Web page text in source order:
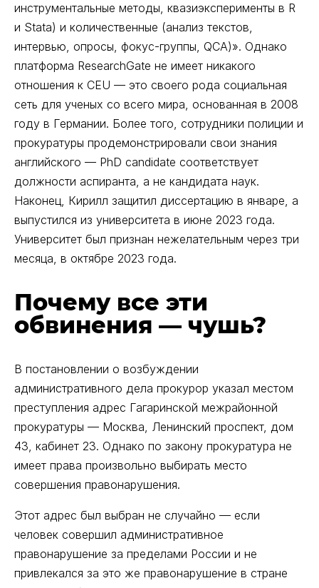
инструментальные методы, квазиэксперименты в R
и Stata) и количественные (анализ текстов,
интервью, опросы, фокус-группы, QCA)». Однако
платформа ResearchGate не имеет никакого
отношения к CEU –– это своего рода социальная
сеть для ученых со всего мира, основанная в 2008
году в Германии. Более того, сотрудники полиции и
прокуратуры продемонстрировали свои знания
английского –– PhD candidate соответствует
должности аспиранта, а не кандидата наук.
Наконец, Кирилл защитил диссертацию в январе, а
выпустился из университета в июне 2023 года.
Университет был признан нежелательным через три
месяца, в октябре 2023 года.
Почему все эти
обвинения — чушь?
В постановлении о возбуждении
административного дела прокурор указал местом
преступления адрес Гагаринской межрайонной
прокуратуры –– Москва, Ленинский проспект, дом
43, кабинет 23. Однако по закону прокуратура не
имеет права произвольно выбирать место
совершения правонарушения.
Этот адрес был выбран не случайно –– если
человек совершил административное
правонарушение за пределами России и не
привлекался за это же правонарушение в стране